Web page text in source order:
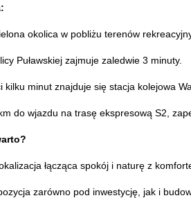
okolica w pobliżu terenów
Puławskiej zajmuje zaledwie 3 minuty.
kilku minut znajduje się stacja kolejowa
do wjazdu na trasę ekspresową S2,
łącząca spokój i naturę z
zarówno pod inwestycję, jak i